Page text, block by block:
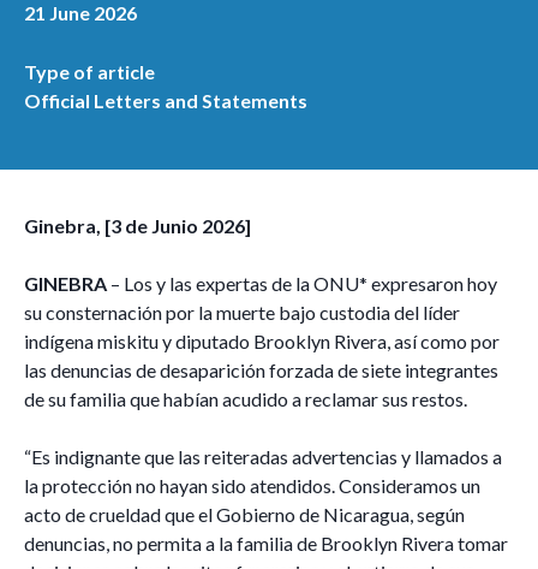
21 June 2026
Type of article
Official Letters and Statements
Ginebra, [3 de Junio 2026]
GINEBRA – Los y las expertas de la ONU* expresaron hoy
su consternación por la muerte bajo custodia del líder
indígena miskitu y diputado Brooklyn Rivera, así como por
las denuncias de desaparición forzada de siete integrantes
de su familia que habían acudido a reclamar sus restos.
“Es indignante que las reiteradas advertencias y llamados a
la protección no hayan sido atendidos. Consideramos un
acto de crueldad que el Gobierno de Nicaragua, según
denuncias, no permita a la familia de Brooklyn Rivera tomar